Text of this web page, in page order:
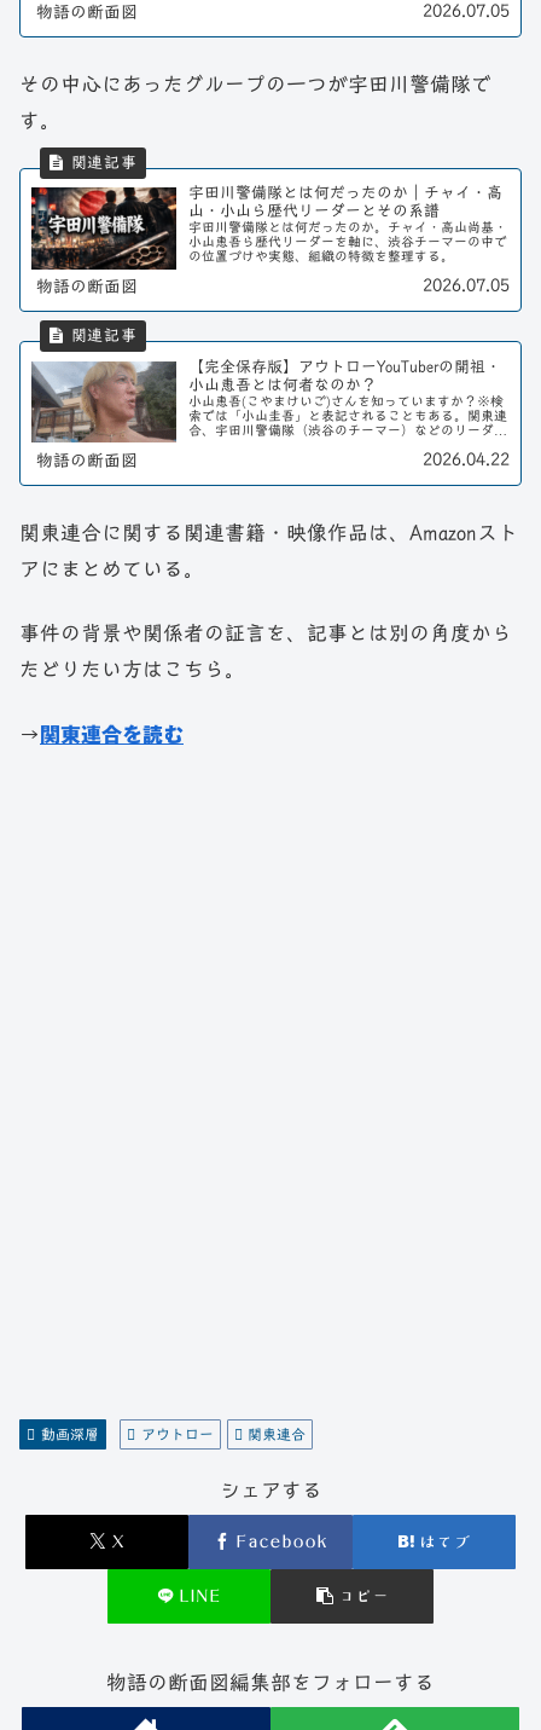
物語の断面図 2026.07.05
その中心にあったグループの一つが宇田川警備隊で
す。
宇田川警備隊とは何だったのか｜チャイ・高
山・小山ら歴代リーダーとその系譜
宇田川警備隊とは何だったのか。チャイ・高山尚基・
小山恵吾ら歴代リーダーを軸に、渋谷チーマーの中で
の位置づけや実態、組織の特徴を整理する。
物語の断面図 2026.07.05
【完全保存版】アウトローYouTuberの開祖・
小山恵吾とは何者なのか？
小山恵吾(こやまけいご)さんを知っていますか？※検
索では「小山圭吾」と表記されることもある。関東連
合、宇田川警備隊（渋谷のチーマー）などのリーダー
山恵吾さんがYouTubeチャンネルを開設され...
物語の断面図 2026.04.22
関東連合に関する関連書籍・映像作品は、Amazonスト
アにまとめている。
事件の背景や関係者の証言を、記事とは別の角度から
たどりたい方はこちら。
→ 関東連合を読む
動画深層 アウトロー 関東連合
シェアする
X Facebook はてブ
LINE コピー
物語の断面図編集部をフォローする